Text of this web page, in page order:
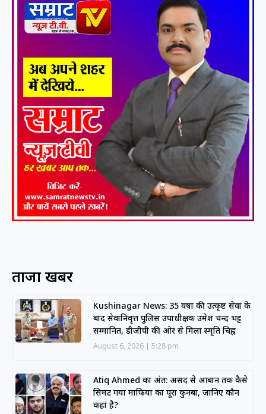
ताजा खबरें
Kushinagar News: 35 वर्षों की उत्कृष्ट सेवा के
बाद सेवानिवृत्त पुलिस उपाधीक्षक उमेश चन्द भट्ट
सम्मानित, डीजीपी की ओर से मिला स्मृति चिह्न
August 6, 2026 5:28 pm
Atiq Ahmed का अंत: असद से आबान तक कैसे
सिमट गया माफिया का पूरा कुनबा, जानिए कौन
कहां है?